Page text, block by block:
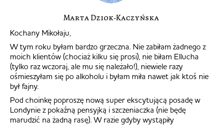
Marta Dziok-Kaczyńska
Kochany Mikołaju,
W tym roku byłam bardzo grzeczna. Nie zabiłam żadnego z
moich klientów (chociaż kilku się prosi), nie biłam Ellucha
(tylko raz wczoraj, ale mu się należało!), niewiele razy
ośmieszyłam się po alkoholu i byłam miła nawet jak ktoś nie
był fajny.
Pod choinkę poproszę nową super ekscytującą posadę w
Londynie z pokaźną pensyjką i szczeniaczka (nie będę
marudzić na żadną rasę). W razie gdyby wystąpiły